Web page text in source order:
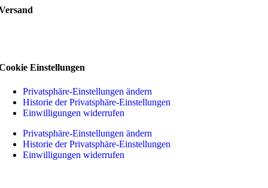
Einstellungen
Privatsphäre-Einstellungen ändern
Historie der Privatsphäre-Einstellungen
Einwilligungen widerrufen
Privatsphäre-Einstellungen ändern
Historie der Privatsphäre-Einstellungen
Einwilligungen widerrufen